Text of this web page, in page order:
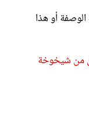
أو هذا
من شيخوخة